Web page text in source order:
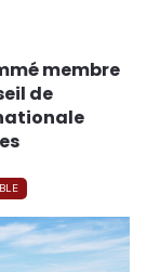
membre
de